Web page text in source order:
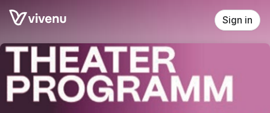
Skip header
Sign in